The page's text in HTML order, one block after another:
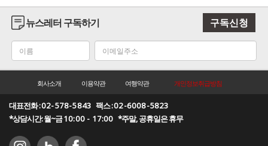
뉴스레터 구독하기 구독신청
회사소개 이용약관 여행약관 개인정보취급방침
대표전화 :02-578-5843 팩스 :02-6008-5823
*상담시간: 월~금10:00 - 17:00 *주말, 공휴일은 휴무